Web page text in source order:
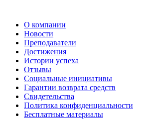
О компании
Новости
Преподаватели
Достижения
Истории успеха
Отзывы
Социальные инициативы
Гарантии возврата средств
Свидетельства
Политика конфиденциальности
Бесплатные материалы